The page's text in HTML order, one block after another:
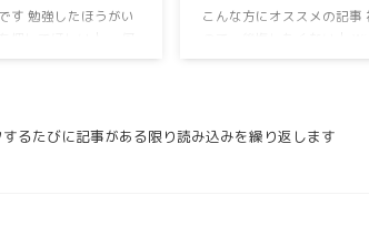
す 勉強したほうがい
仕事や家事などの疲
いうマジメな方が多
はみなさんの背中
こんな方にオススメの記事
詳しくないけど買ってみよ
るたびに記事がある限り読み込みを繰り返します
の方法とは？
公式サイトはコチラ
く簡単な練習